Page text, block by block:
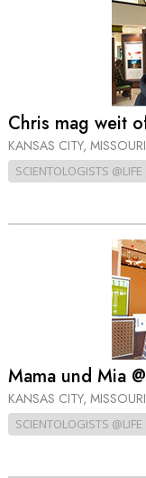
Chris mag weit
KANSAS CITY, MISSOURI
SCIENTOLOGISTS @LIFE
Mama und Mia
KANSAS CITY, MISSOURI
SCIENTOLOGISTS @LIFE